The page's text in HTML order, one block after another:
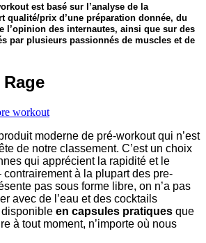
est basé sur l’analyse de la
qualité/prix d’une préparation donnée, du
l’opinion des internautes, ainsi que sur des
par plusieurs passionnés de muscles et de
Rage
moderne de pré-workout qui n’est
de notre classement. C’est un choix
qui apprécient la rapidité et le
contrairement à la plupart des pre-
pas sous forme libre, on n’a pas
avec de l’eau et des cocktails
en capsules pratiques que
à tout moment, n’importe où nous